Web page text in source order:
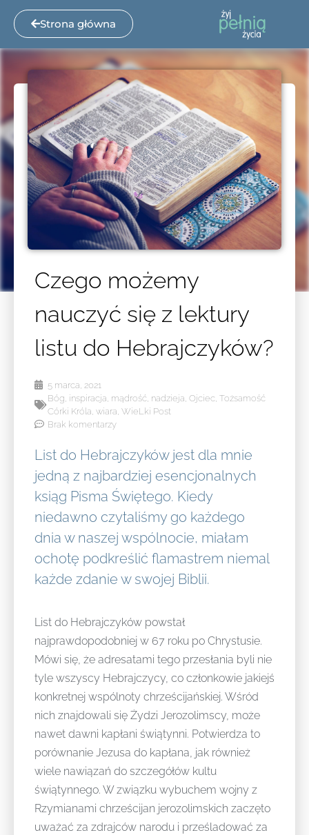
Strona główna
Czego możemy
nauczyć się z lektury
listu do Hebrajczyków?
5 marca, 2021
Bóg inspiracja mądrość nadzieja Ojciec Tożsamość
Córki Króla wiara WieLki Post
Brak komentarzy
List do Hebrajczyków jest dla mnie
jedną z najbardziej esencjonalnych
ksiąg Pisma Świętego. Kiedy
niedawno czytaliśmy go każdego
dnia w naszej wspólnocie, miałam
ochotę podkreślić flamastrem niemal
każde zdanie w swojej Biblii.
List do Hebrajczyków powstał
najprawdopodobniej w 67 roku po Chrystusie.
Mówi się, że adresatami tego przesłania byli nie
tyle wszyscy Hebrajczycy, co członkowie jakiejś
konkretnej wspólnoty chrześcijańskiej. Wśród
nich znajdowali się Żydzi Jerozolimscy, może
nawet dawni kapłani świątynni. Potwierdza to
porównanie Jezusa do kapłana, jak również
wiele nawiązań do szczegółów kultu
świątynnego. W związku wybuchem wojny z
Rzymianami chrześcijan jerozolimskich zaczęto
uważać za zdrajców narodu i prześladować za